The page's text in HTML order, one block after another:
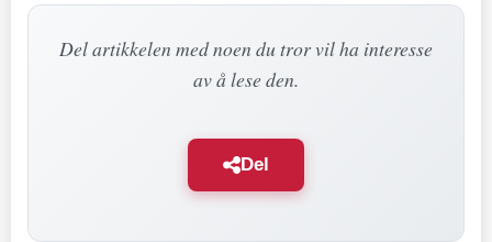
Del artikkelen med noen du tror vil ha interesse
av å lese den.
Del